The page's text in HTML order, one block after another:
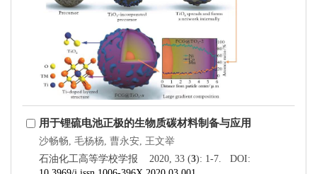
用于锂硫电池正极的生物质碳材料制备与应用
沙畅畅, 毛杨杨, 曹永安, 王文举
石油化工高等学校学报 2020, 33 (3): 1-7. DOI: